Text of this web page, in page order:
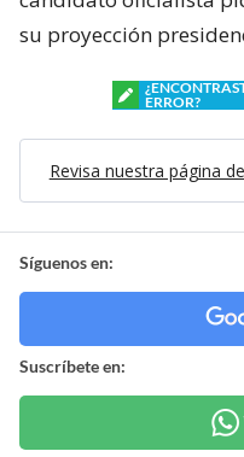
su proyección
ERROR?
Revisa nuestra página
Síguenos en:
Suscríbete en: